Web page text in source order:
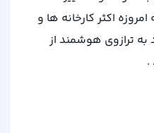
اکثر کارخانه ها و
ترازوی هوشمند از
.